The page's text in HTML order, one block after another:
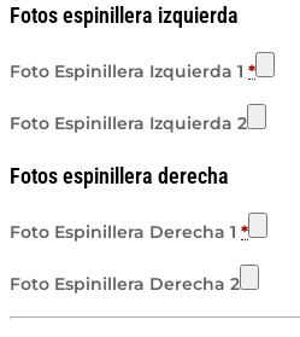
Fotos espinillera izquierda
Foto Espinillera Izquierda 1 *
Foto Espinillera Izquierda 2
Fotos espinillera derecha
Foto Espinillera Derecha 1 *
Foto Espinillera Derecha 2